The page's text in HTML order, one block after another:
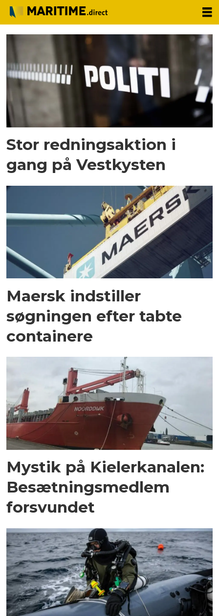
Tag:
eftersøgning
Stor redningsaktion i
gang på Vestkysten
Maersk indstiller
søgningen efter tabte
containere
Mystik på Kielerkanalen:
Besætningsmedlem
forsvundet